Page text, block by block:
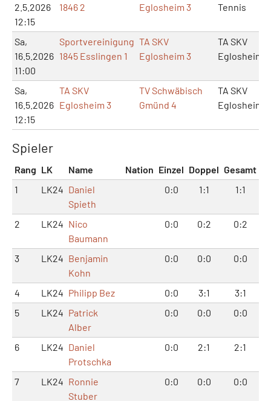
2.5.2026
12:15
1846 2
Eglosheim 3
Tennis
Sa,
16.5.2026
11:00
Sportvereinigung
1845 Esslingen 1
TA SKV
Eglosheim 3
TA SKV
Eglosheim
Sa,
16.5.2026
12:15
TA SKV
Eglosheim 3
TV Schwäbisch
Gmünd 4
TA SKV
Eglosheim
Spieler
Rang LK Name Nation Einzel Doppel Gesamt
1
LK24 Daniel
Spieth
0:0 1:1 1:1
2 LK24 Nico
Baumann
0:0 0:2 0:2
3 LK24 Benjamin
Kohn
0:0 0:0 0:0
4 LK24 Philipp Bez 0:0 3:1
3:1
5
LK24 Patrick
Alber
0:0 0:0 0:0
6 LK24 Daniel
Protschka
0:0 2:1 2:1
7 LK24 Ronnie
Stuber
0:0 0:0 0:0